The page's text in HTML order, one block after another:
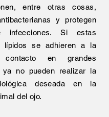
entre otras cosas,
y protegen
Si estas
lípidos se adhieren a la
en grandes
ya no pueden realizar la
deseada en la
del ojo.